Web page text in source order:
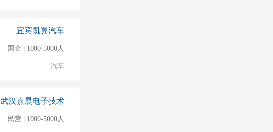
宜宾凯翼汽车
国企 | 1000-5000人
汽车
武汉嘉晨电子技术
民营 | 1000-5000人